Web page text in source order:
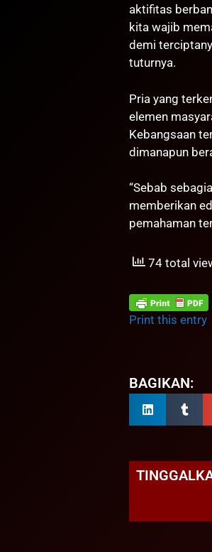
aktifitas
kita wajib
demi
tuturnya.
Pria yang
elemen
Kebangsaan
dimanapun
“Sebab
memberikan
pemahaman
74 total
Print this entry
BAGIKAN: